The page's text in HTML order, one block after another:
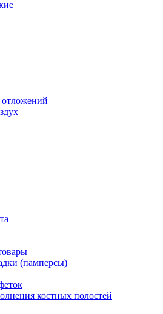
отложений
(памперсы)
костных полостей